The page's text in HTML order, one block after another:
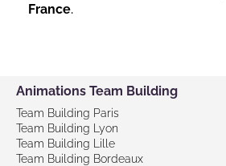
France.
Animations Team Building
Team Building Paris
Team Building Lyon
Team Building Lille
Team Building Bordeaux